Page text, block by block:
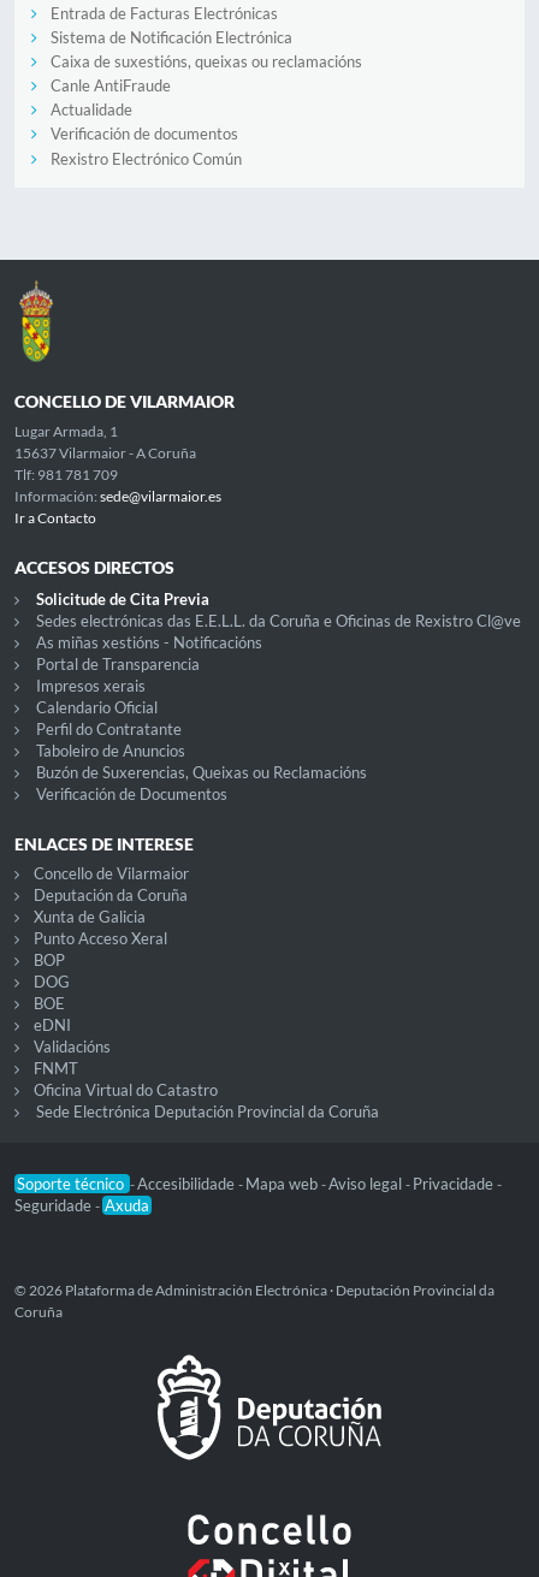
Entrada de Facturas Electrónicas
Sistema de Notificación Electrónica
Caixa de suxestións, queixas ou reclamacións
Canle AntiFraude
Actualidade
Verificación de documentos
Rexistro Electrónico Común
CONCELLO DE VILARMAIOR
Lugar Armada, 1
15637 Vilarmaior - A Coruña
Tlf: 981 781 709
Información: sede@vilarmaior.es
Ir a Contacto
ACCESOS DIRECTOS
Solicitude de Cita Previa
Sedes electrónicas das E.E.L.L. da Coruña e Oficinas de Rexistro Cl@ve
As miñas xestións - Notificacións
Portal de Transparencia
Impresos xerais
Calendario Oficial
Perfil do Contratante
Taboleiro de Anuncios
Buzón de Suxerencias, Queixas ou Reclamacións
Verificación de Documentos
ENLACES DE INTERESE
Concello de Vilarmaior
Deputación da Coruña
Xunta de Galicia
Punto Acceso Xeral
BOP
DOG
BOE
eDNI
Validacións
FNMT
Oficina Virtual do Catastro
Sede Electrónica Deputación Provincial da Coruña
Soporte técnico -Accesibilidade - Mapa web -Aviso legal - Privacidade -
Seguridade - Axuda
© 2026 Plataforma de Administración Electrónica · Deputación Provincial da
Coruña